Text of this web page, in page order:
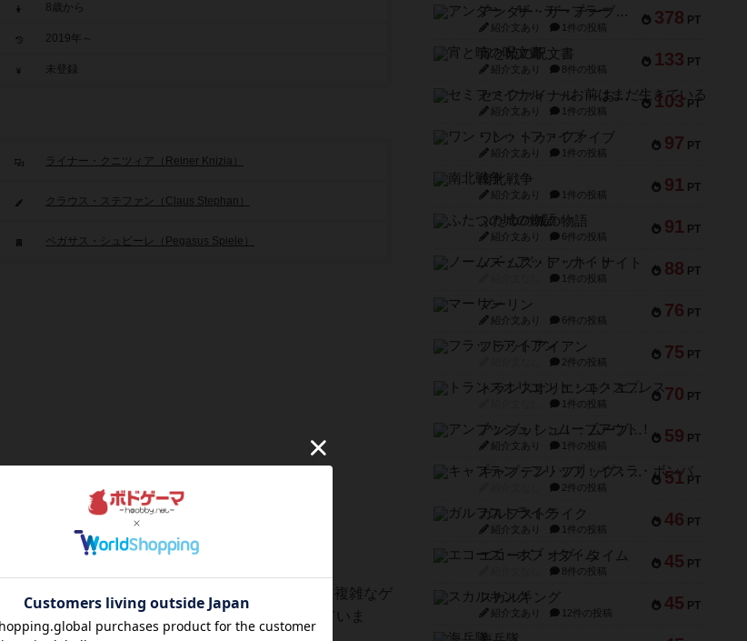
8歳から
2019年～
未登録
ライナー・クニツィア（Reiner Knizia）
クラウス・ステファン（Claus Stephan）
ペガサス・シュピーレ（Pegasus Spiele）
簡単にルールを覚えて遊ぶことができます。逆に複雑なゲ
。1枚のパネルには基本4隅に異なる模様がついていま
378 PT
アンダー・ザ・テーブラー
紹介文あり 1件の投稿
133 PT
宵と暁の呪文書
紹介文あり 8件の投稿
103 PT
セミファイナル ～お前はまだ生きている～
紹介文あり 1件の投稿
97 PT
ワン・トゥ・ファイブ
紹介文あり 1件の投稿
91 PT
南北戦争
紹介文あり 1件の投稿
91 PT
ふたつの城の物語
紹介文あり 6件の投稿
88 PT
ノームズ・アット・ナイト
1件の投稿
76 PT
マーリン
紹介文あり 6件の投稿
75 PT
フラットアイアン
2件の投稿
70 PT
トランスオリエント・エクスプレス
1件の投稿
59 PT
アンブッシュ！：ムーブアウト！
紹介文あり 1件の投稿
51 PT
キャプテン・フリップ：イスラ・ボンバ
2件の投稿
46 PT
ガルフストライク
紹介文あり 1件の投稿
45 PT
エコーズ・オブ・タイム
8件の投稿
45 PT
スカルキング
紹介文あり 12件の投稿